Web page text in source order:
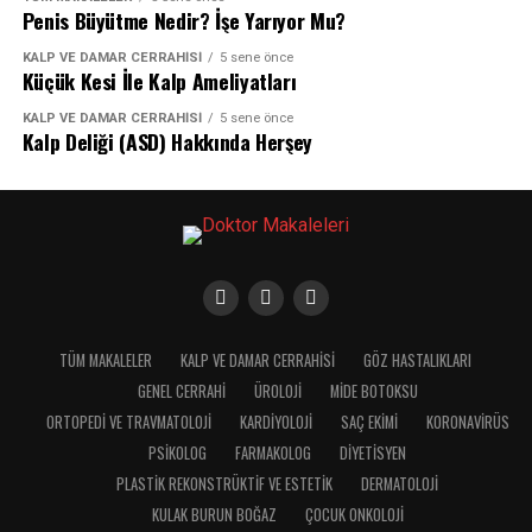
Penis Büyütme Nedir? İşe Yarıyor Mu?
KALP VE DAMAR CERRAHISI 5 sene önce
Küçük Kesi İle Kalp Ameliyatları
KALP VE DAMAR CERRAHISI 5 sene önce
Kalp Deliği (ASD) Hakkında Herşey
TÜM MAKALELER KALP VE DAMAR CERRAHISI
GÖZ HASTALIKLARI
GENEL CERRAHI
ÜROLOJI
MIDE BOTOKSU
ORTOPEDI VE TRAVMATOLOJI
KARDIYOLOJI SAÇ EKIMI
KORONAVIRÜS
PSIKOLOG
FARMAKOLOG
DIYETISYEN
PLASTIK REKONSTRÜKTIF VE ESTETIK
DERMATOLOJI
KULAK BURUN BOĞAZ
ÇOCUK ONKOLOJI